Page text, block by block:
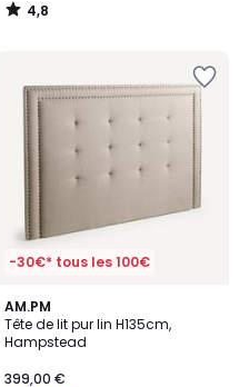
4,8
/
-30€* tous les 100€
AM.PM
Tête de lit pur lin H135cm,
Hampstead
399,00 €
4,7
/ 5